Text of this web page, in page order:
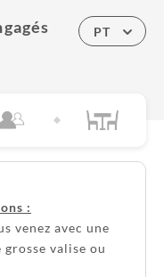
PT
:
venez avec une
valise ou